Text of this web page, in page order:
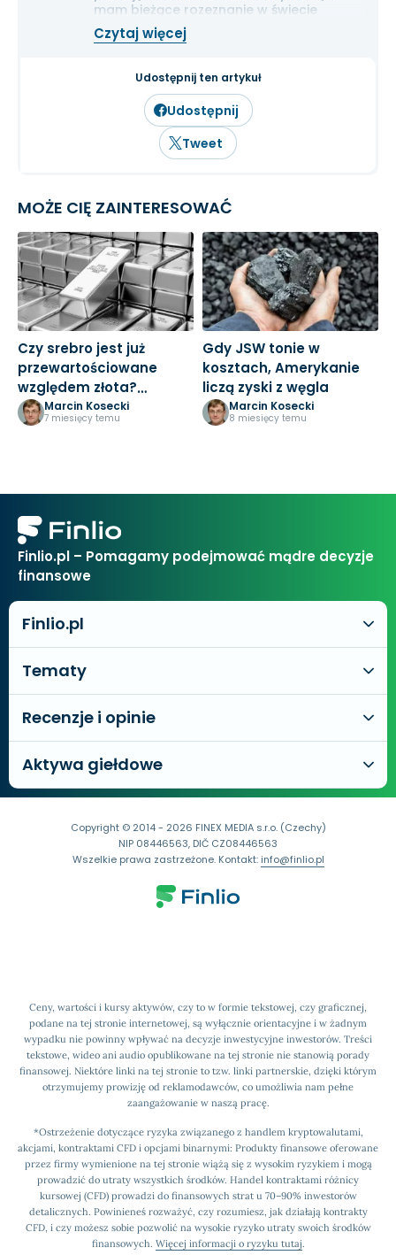
mam bieżące rozeznanie w świecie
gospodarki i ekonomii. Cenię przede
wszystkim solidną analizę
inwestowanie długoterminowe.
Czytaj więcej
Udostępnij ten artykuł
Udostępnij
Tweet
MOŻE CIĘ ZAINTERESOWAĆ
Czy srebro jest już
przewartościowane
względem złota?
Sprawdź fakty!
Marcin Kosecki
7 miesięcy temu
Gdy JSW tonie w
kosztach, Amerykanie
liczą zyski z węgla
Marcin Kosecki
8 miesięcy temu
Finlio.pl – Pomagamy podejmować mądre decyzje
finansowe
Finlio.pl
Tematy
Recenzje i opinie
Aktywa giełdowe
Ceny, wartości i kursy aktywów, czy to w formie tekstowej, czy graficznej,
podane na tej stronie internetowej, są wyłącznie orientacyjne i w żadnym
wypadku nie powinny wpływać na decyzje inwestycyjne inwestorów. Treści
tekstowe, wideo ani audio opublikowane na tej stronie nie stanowią porady
finansowej. Niektóre linki na tej stronie to tzw. linki partnerskie, dzięki którym
otrzymujemy prowizję od reklamodawców, co umożliwia nam pełne
zaangażowanie w naszą pracę.
*Ostrzeżenie dotyczące ryzyka związanego z handlem kryptowalutami,
akcjami, kontraktami CFD i opcjami binarnymi: Produkty finansowe oferowane
przez firmy wymienione na tej stronie wiążą się z wysokim ryzykiem i mogą
prowadzić do utraty wszystkich środków. Handel kontraktami różnicy
kursowej (CFD) prowadzi do finansowych strat u 70–90% inwestorów
detalicznych. Powinieneś rozważyć, czy rozumiesz, jak działają kontrakty
CFD, i czy możesz sobie pozwolić na wysokie ryzyko utraty swoich środków
finansowych. Więcej informacji o ryzyku tutaj.
Copyright © 2014 - 2026 FINEX MEDIA s.r.o. (Czechy)
NIP 08446563, DIČ CZ08446563
Wszelkie prawa zastrzeżone. Kontakt:info@finlio.pl